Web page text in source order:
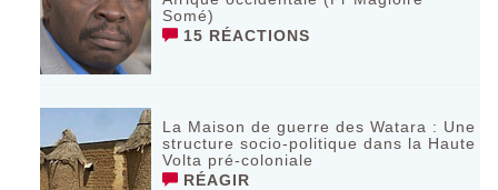
Somé)
15 RÉACTIONS
La Maison de guerre des Watara : Une
structure socio-politique dans la Haute
Volta pré-coloniale
RÉAGIR